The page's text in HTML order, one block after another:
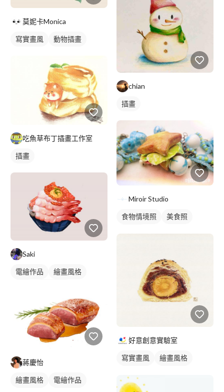
莫妮卡Monica
寫實畫風 動物插畫
吃魚草布丁插畫工作室
插畫
Saki
電繪作品
繪畫風格
蔣慶怡
繪畫風格
電繪作品
chian
插畫
Miroir Studio
食物情境照
美食照
好意創意實驗室
寫實畫風
繪畫風格